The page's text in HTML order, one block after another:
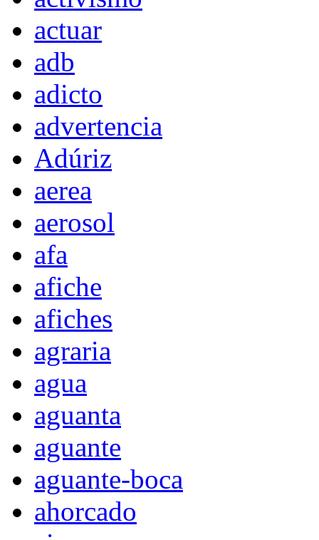
actuar
adb
adicto
advertencia
Adúriz
aerea
aerosol
afa
afiche
afiches
agraria
agua
aguanta
aguante
aguante-boca
ahorcado